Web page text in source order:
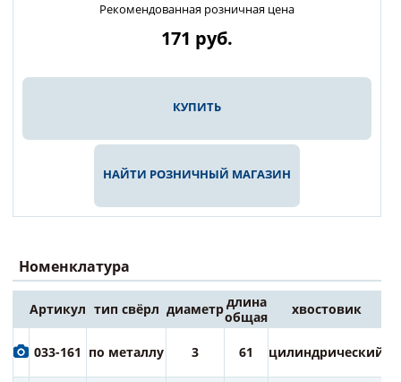
Рекомендованная розничная цена
171 руб.
КУПИТЬ
НАЙТИ РОЗНИЧНЫЙ МАГАЗИН
Номенклатура
Артикул тип свёрл диаметрдлина
общая
хвостовик
033-161 по металлу 3 61 цилиндрический